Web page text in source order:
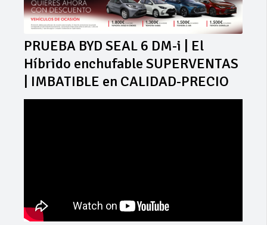
PRUEBA BYD SEAL 6 DM-i | El
Híbrido enchufable SUPERVENTAS
| IMBATIBLE en CALIDAD-PRECIO